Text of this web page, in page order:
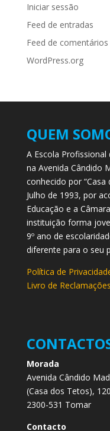
Iniciar sessão
Feed de entradas
Feed de comentários
WordPress.org
QUEM
A Escola
na Avenida Cândido
conhecido por “Casa
Julho de 1993, por
Educação e a
instituição forma
9º ano de
diferente para o seu
Política de
Livro de Reclamações
Morada
Avenida Cândido
(Casa dos Tetos), 120
2300-531 Tomar
Contacto